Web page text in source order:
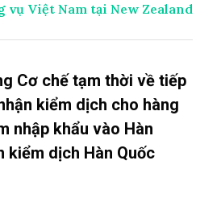
vụ Việt Nam tại New Zealand
Cơ chế tạm thời về tiếp
kiểm dịch cho hàng
nhập khẩu vào Hàn
kiểm dịch Hàn Quốc